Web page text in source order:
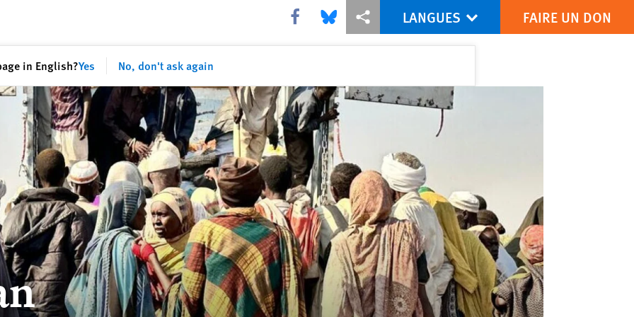
Share this via Facebook
Share this via Bluesky
Share this via Partagez
LANGUES FAIRE UN DON
in English?Yes No, don't ask again